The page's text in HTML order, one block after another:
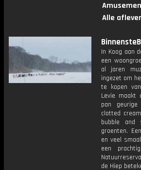
Alle
In Koog aan
een
al jaren
ingezet om
te kopen
Levie maakt
pan
clotted
bubble and
groenten.
en veel
een
de Hiep